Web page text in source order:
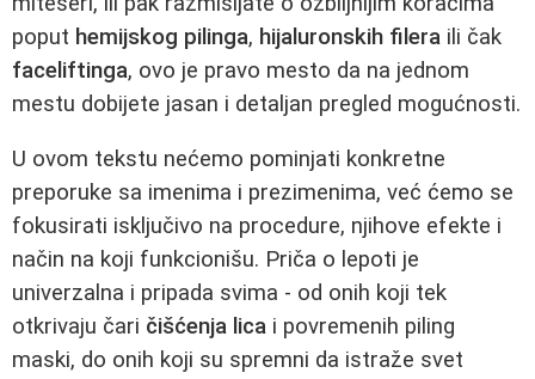
poput hemijskog pilinga, hijaluronskih filera ili čak
faceliftinga, ovo je pravo mesto da na jednom
mestu dobijete jasan i detaljan pregled mogućnosti.
U ovom tekstu nećemo pominjati konkretne
preporuke sa imenima i prezimenima, već ćemo se
fokusirati isključivo na procedure, njihove efekte i
način na koji funkcionišu. Priča o lepoti je
univerzalna i pripada svima - od onih koji tek
otkrivaju čari čišćenja lica i povremenih piling
maski, do onih koji su spremni da istraže svet